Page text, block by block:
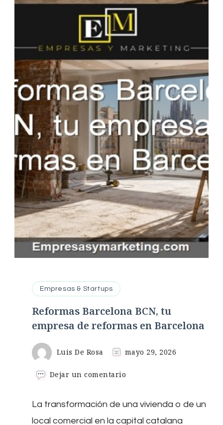
Empresas & Startups
Reformas Barcelona BCN, tu
empresa de reformas en Barcelona
Luis De Rosa mayo 29, 2026
Dejar un comentario
BCN,
tu
La transformación de una vivienda o de un
local comercial en la capital catalana